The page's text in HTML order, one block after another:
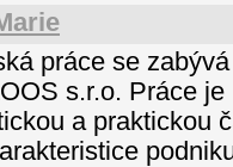
práce se
s.r.o. Práce
a praktickou